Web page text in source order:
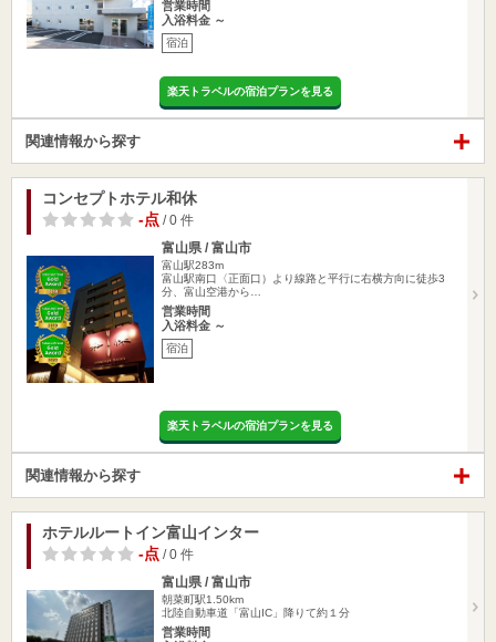
営業時間
入浴料金 ～
宿泊
楽天トラベルの宿泊プランを見る
関連情報から探す
コンセプトホテル和休
-点 / 0 件
富山県 / 富山市
富山駅283m
富山駅南口〈正面口）より線路と平行に右横方向に徒歩3
分、富山空港から…
営業時間
入浴料金 ～
宿泊
楽天トラベルの宿泊プランを見る
関連情報から探す
ホテルルートイン富山インター
-点 / 0 件
富山県 / 富山市
朝菜町駅1.50km
北陸自動車道「富山IC」降りて約１分
営業時間